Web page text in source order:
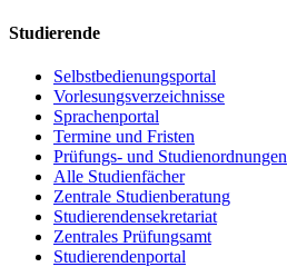
Studierende
Selbstbedienungsportal
Vorlesungsverzeichnisse
Sprachenportal
Termine und Fristen
Prüfungs- und Studienordnungen
Alle Studienfächer
Zentrale Studienberatung
Studierendensekretariat
Zentrales Prüfungsamt
Studierendenportal